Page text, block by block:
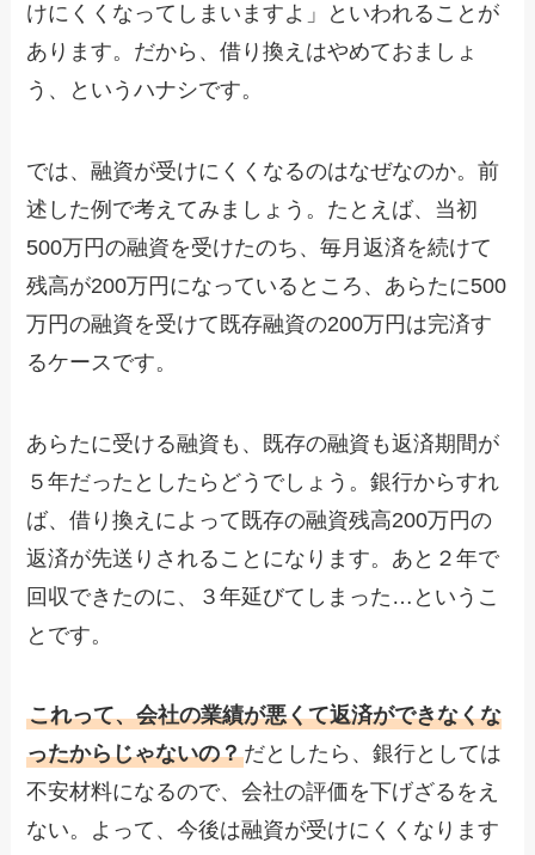
けにくくなってしまいますよ」といわれることが
あります。だから、借り換えはやめておましょ
う、というハナシです。
では、融資が受けにくくなるのはなぜなのか。前
述した例で考えてみましょう。たとえば、当初
500万円の融資を受けたのち、毎月返済を続けて
残高が200万円になっているところ、あらたに500
万円の融資を受けて既存融資の200万円は完済す
るケースです。
あらたに受ける融資も、既存の融資も返済期間が
５年だったとしたらどうでしょう。銀行からすれ
ば、借り換えによって既存の融資残高200万円の
返済が先送りされることになります。あと２年で
回収できたのに、３年延びてしまった…というこ
とです。
これって、会社の業績が悪くて返済ができなくな
ったからじゃないの？だとしたら、銀行としては
不安材料になるので、会社の評価を下げざるをえ
ない。よって、今後は融資が受けにくくなります